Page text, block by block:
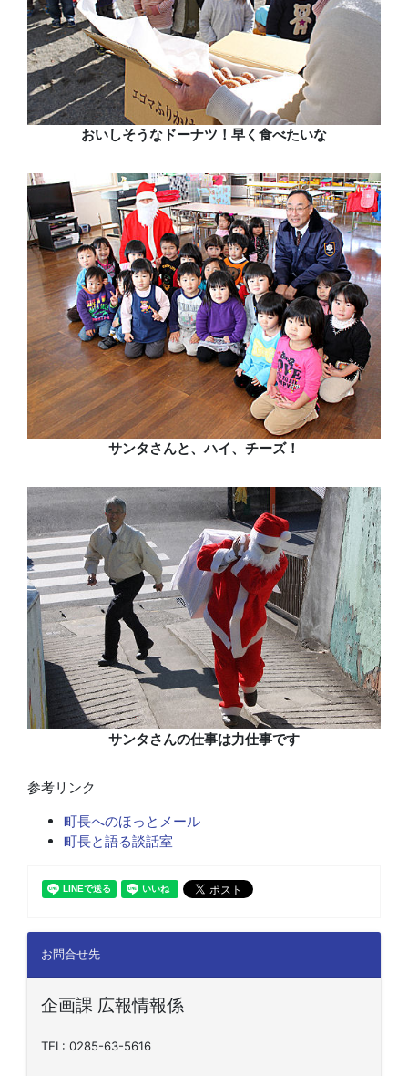
おいしそうなドーナツ！早く食べたいな
サンタさんと、ハイ、チーズ！
サンタさんの仕事は力仕事です
参考リンク
町長へのほっとメール
町長と語る談話室
お問合せ先
企画課 広報情報係
TEL: 0285-63-5616